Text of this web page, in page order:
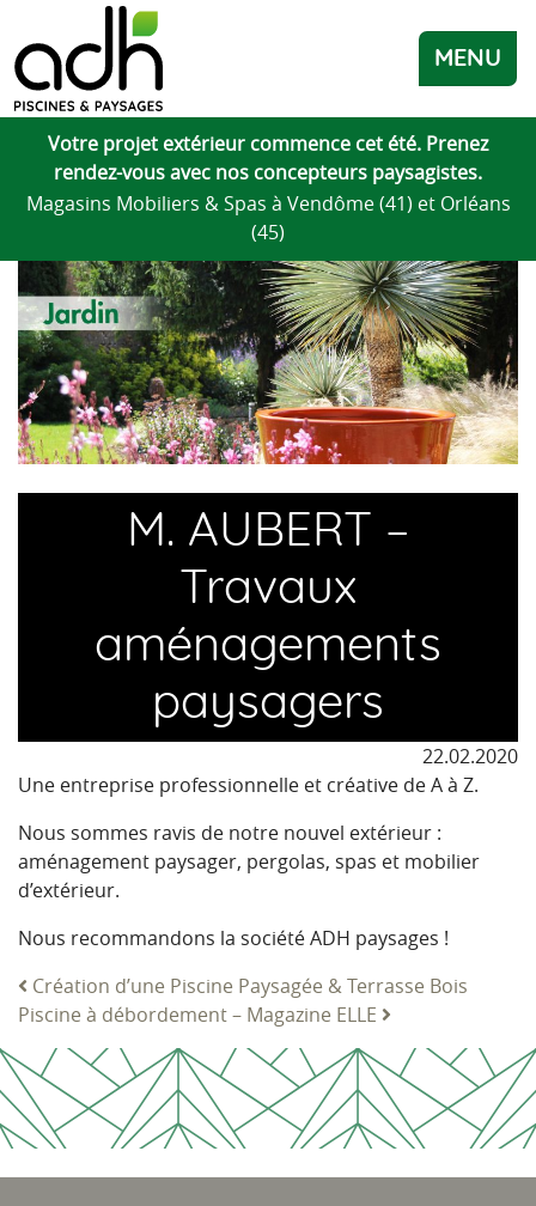
MENU
Votre projet extérieur commence cet été. Prenez
rendez-vous avec nos concepteurs paysagistes.
Magasins Mobiliers & Spas à Vendôme (41) et Orléans
(45)
M. AUBERT –
Travaux
aménagements
paysagers
22.02.2020
Une entreprise professionnelle et créative de A à Z.
Nous sommes ravis de notre nouvel extérieur :
aménagement paysager, pergolas, spas et mobilier
d’extérieur.
Nous recommandons la société ADH paysages !
Navigation
Création d’une Piscine Paysagée & Terrasse Bois
Piscine à débordement – Magazine ELLE